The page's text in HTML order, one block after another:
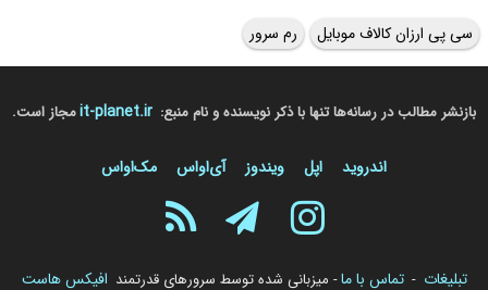
سی پی ارزان کالاف موبایل رم سرور
بازنشر مطالب در رسانه‌ها تنها با ذکر نویسنده و نام منبع: it-planet.irمجاز است.
اندروید اپل ویندوز آی‌او‌اس مک‌او‌اس
تبلیغات - تماس با ما- میزبانی شده توسط سرورهای قدرتمند افیکس هاست